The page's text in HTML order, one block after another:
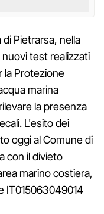
Pietrarsa, nella
nuovi test realizzati
la Protezione
marina
la presenza
L'esito dei
oggi al Comune di
con il divieto
marino costiera,
IT015063049014